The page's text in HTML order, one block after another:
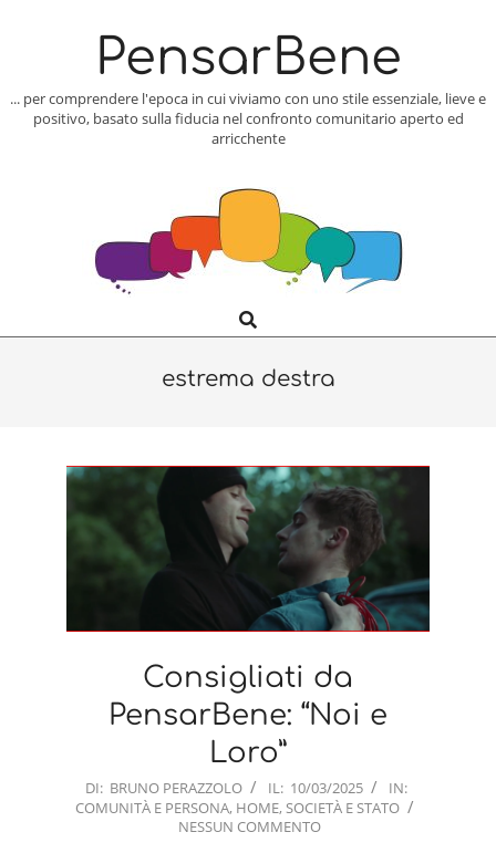
PensarBene
... per comprendere l'epoca in cui viviamo con uno stile essenziale, lieve e
positivo, basato sulla fiducia nel confronto comunitario aperto ed
arricchente
Navigation
Search
estrema destra
Consigliati da
PensarBene: “Noi e
Loro”
2025-
03-
DI: BRUNO PERAZZOLO IL: 10/03/2025
IN:
COMUNITÀ E PERSONA, HOME, SOCIETÀ E STATO
NESSUN COMMENTO